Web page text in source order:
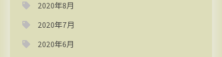
2020年8月
2020年7月
2020年6月